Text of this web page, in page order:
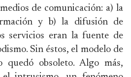
de comunicación: a) la
y b) la difusión de
servicios eran la fuente de
Sin éstos, el modelo de
quedó obsoleto. Algo más,